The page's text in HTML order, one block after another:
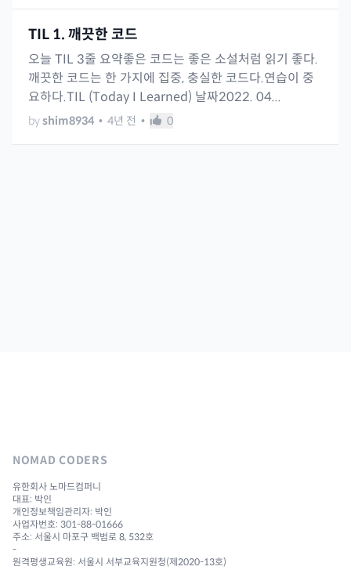
TIL 1. 깨끗한 코드
오늘 TIL 3줄 요약좋은 코드는 좋은 소설처럼 읽기 좋다.
깨끗한 코드는 한 가지에 집중, 충실한 코드다.연습이 중
요하다.TIL (Today I Learned) 날짜2022. 04...
by shim8934 • 4년 전 • 0
NOMAD CODERS
유한회사 노마드컴퍼니
대표: 박인
개인정보책임관리자: 박인
사업자번호: 301-88-01666
주소: 서울시 마포구 백범로 8, 532호
-
원격평생교육원: 서울시 서부교육지원청(제2020-13호)